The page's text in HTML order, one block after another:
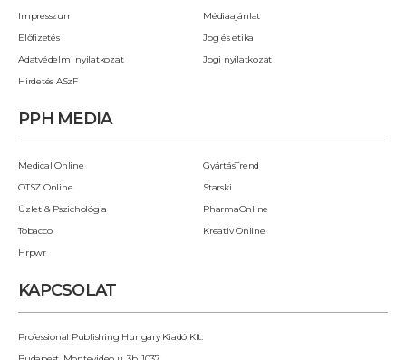
Impresszum
Médiaajánlat
Előfizetés
Jog és etika
Adatvédelmi nyilatkozat
Jogi nyilatkozat
Hirdetés ASzF
PPH MEDIA
Medical Online
GyártásTrend
OTSZ Online
Starski
Üzlet & Pszichológia
PharmaOnline
Tobacco
Kreativ Online
Hrpwr
KAPCSOLAT
Professional Publishing Hungary Kiadó Kft.